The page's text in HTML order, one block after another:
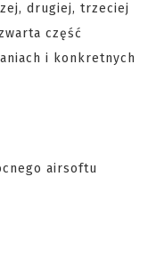
drugiej, trzeciej
część
i konkretnych